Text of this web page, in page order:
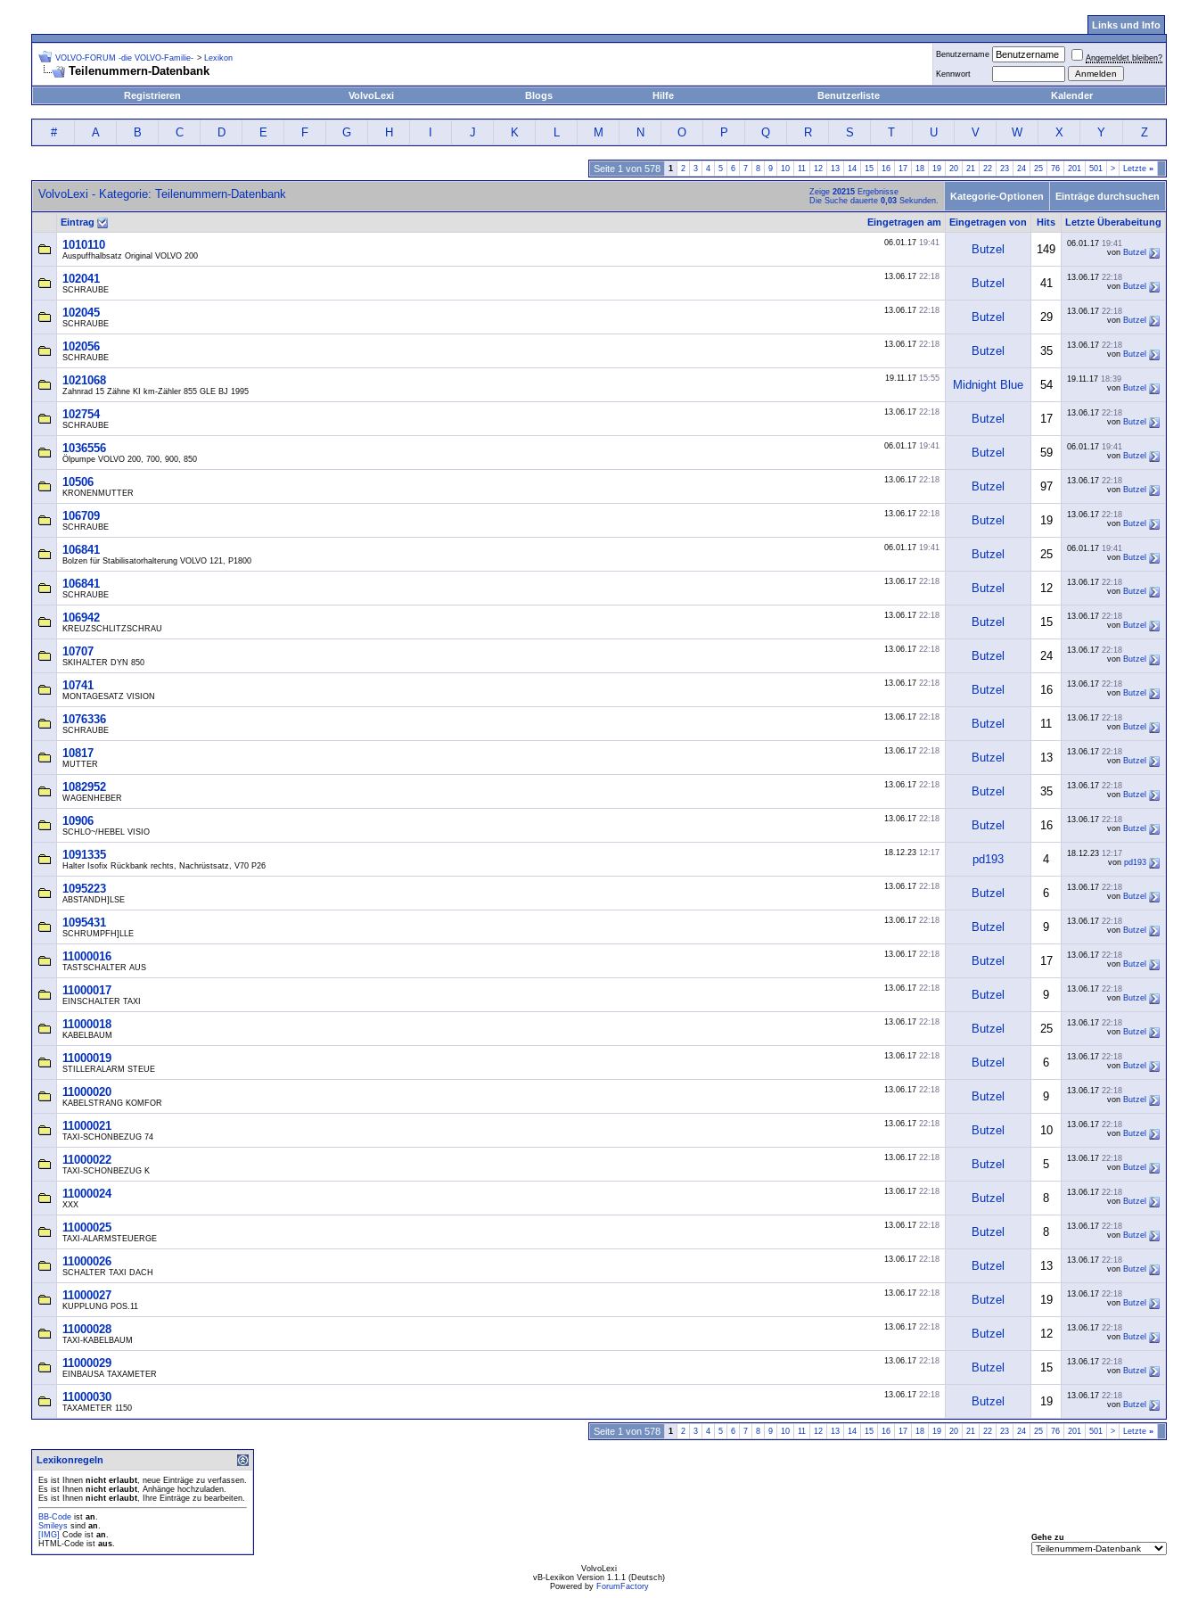
Links und Info
VOLVO-FORUM -die VOLVO-Familie- > Lexikon
Teilenummern-Datenbank
Benutzername
Angemeldet bleiben?
Kennwort
Registrieren VolvoLexi Blogs Hilfe Benutzerliste Kalender
# A B C D E F G H J K L M N O P Q R S T U V W X Y Z
Seite 1 von 578 1 2 3 4 5 6 7 8 9 10 11 12 13 14 15 16 17 18 19 20 21 22 23 24 25 76 201 501 > Letzte »
Zeige 20215 Ergebnisse
Die Suche dauerte 0,03 Sekunden.
VolvoLexi - Kategorie: Teilenummern-Datenbank Kategorie-Optionen Einträge durchsuchen
Eingetragen am
Eintrag Eingetragen von Hits Letzte Überabeitung
06.01.17 19:41
1010110
Auspuffhalbsatz Original VOLVO 200 Butzel 149 06.01.17 19:41
von Butzel
13.06.17 22:18
102041
SCHRAUBE Butzel 41 13.06.17 22:18
von Butzel
13.06.17 22:18
102045
SCHRAUBE Butzel 29 13.06.17 22:18
von Butzel
13.06.17 22:18
102056
SCHRAUBE Butzel 35 13.06.17 22:18
von Butzel
19.11.17 15:55
1021068
Zahnrad 15 Zähne KI km-Zähler 855 GLE BJ 1995 Midnight Blue 54 19.11.17 18:39
von Butzel
13.06.17 22:18
102754
SCHRAUBE Butzel 17 13.06.17 22:18
von Butzel
06.01.17 19:41
1036556
Ölpumpe VOLVO 200, 700, 900, 850 Butzel 59 06.01.17 19:41
von Butzel
13.06.17 22:18
10506
KRONENMUTTER Butzel 97 13.06.17 22:18
von Butzel
13.06.17 22:18
106709
SCHRAUBE Butzel 19 13.06.17 22:18
von Butzel
06.01.17 19:41
106841
Bolzen für Stabilisatorhalterung VOLVO 121, P1800 Butzel 25 06.01.17 19:41
von Butzel
13.06.17 22:18
106841
SCHRAUBE Butzel 12 13.06.17 22:18
von Butzel
13.06.17 22:18
106942
KREUZSCHLITZSCHRAU Butzel 15 13.06.17 22:18
von Butzel
13.06.17 22:18
10707
SKIHALTER DYN 850 Butzel 24 13.06.17 22:18
von Butzel
13.06.17 22:18
10741
MONTAGESATZ VISION Butzel 16 13.06.17 22:18
von Butzel
13.06.17 22:18
1076336
SCHRAUBE Butzel 11 13.06.17 22:18
von Butzel
13.06.17 22:18
10817
MUTTER Butzel 13 13.06.17 22:18
von Butzel
13.06.17 22:18
1082952
WAGENHEBER Butzel 35 13.06.17 22:18
von Butzel
13.06.17 22:18
10906
SCHLO~/HEBEL VISIO Butzel 16 13.06.17 22:18
von Butzel
18.12.23 12:17
1091335
Halter Isofix Rückbank rechts, Nachrüstsatz, V70 P26 pd193 4 18.12.23 12:17
von pd193
13.06.17 22:18
1095223
ABSTANDH]LSE Butzel 6 13.06.17 22:18
von Butzel
13.06.17 22:18
1095431
SCHRUMPFH]LLE Butzel 9 13.06.17 22:18
von Butzel
13.06.17 22:18
11000016
TASTSCHALTER AUS Butzel 17 13.06.17 22:18
von Butzel
13.06.17 22:18
11000017
EINSCHALTER TAXI Butzel 9 13.06.17 22:18
von Butzel
13.06.17 22:18
11000018
KABELBAUM Butzel 25 13.06.17 22:18
von Butzel
13.06.17 22:18
11000019
STILLERALARM STEUE Butzel 6 13.06.17 22:18
von Butzel
13.06.17 22:18
11000020
KABELSTRANG KOMFOR Butzel 9 13.06.17 22:18
von Butzel
13.06.17 22:18
11000021
TAXI-SCHONBEZUG 74 Butzel 10 13.06.17 22:18
von Butzel
13.06.17 22:18
11000022
TAXI-SCHONBEZUG K Butzel 5 13.06.17 22:18
von Butzel
13.06.17 22:18
11000024
XXX Butzel 8 13.06.17 22:18
von Butzel
13.06.17 22:18
11000025
TAXI-ALARMSTEUERGE Butzel 8 13.06.17 22:18
von Butzel
13.06.17 22:18
11000026
SCHALTER TAXI DACH Butzel 13 13.06.17 22:18
von Butzel
13.06.17 22:18
11000027
KUPPLUNG POS.11 Butzel 19 13.06.17 22:18
von Butzel
13.06.17 22:18
11000028
TAXI-KABELBAUM Butzel 12 13.06.17 22:18
von Butzel
13.06.17 22:18
11000029
EINBAUSA TAXAMETER Butzel 15 13.06.17 22:18
von Butzel
13.06.17 22:18
11000030
TAXAMETER 1150 Butzel 19 13.06.17 22:18
von Butzel
Seite 1 von 578 1 2 3 4 5 6 7 8 9 10 11 12 13 14 15 16 17 18 19 20 21 22 23 24 25 76 201 501 > Letzte »
Lexikonregeln
Es ist Ihnen nicht erlaubt, neue Einträge zu verfassen.
Es ist Ihnen nicht erlaubt, Anhänge hochzuladen.
Es ist Ihnen nicht erlaubt, Ihre Einträge zu bearbeiten.
BB-Code ist an.
Smileys sind an.
[IMG] Code ist an.
HTML-Code ist aus.
Gehe zu
VolvoLexi
vB-Lexikon Version 1.1.1 (Deutsch)
Powered by ForumFactory